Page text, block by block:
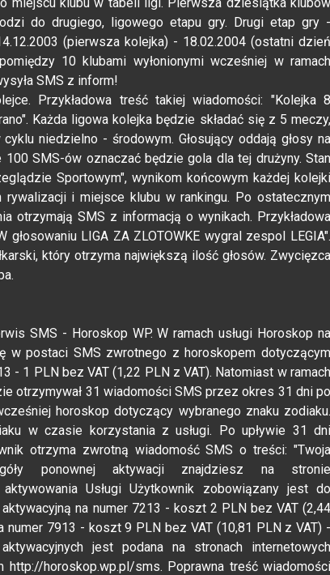
do drugiego, ligowego etapu gry. Drugi etap gry -
(pierwsza kolejka) - 18.02.2004 (ostatni dzień
10 klubami wyłonionymi wcześniej w ramach
SMS z inform!
Przykładowa treść takiej wiadomości: "Kolejka 8
Każda ligowa kolejka będzie składać się z 5 meczy,
niedzielno - środowym. Głosujący oddają głosy na
SMS-ów oznaczać będzie gola dla tej drużyny. Stan
Sportowym", wynikom końcowym każdej kolejki
i miejsce klubu w rankingu. Po ostatecznym
otrzymają SMS z informacją o wynikach. Przykładowa
LIGA ZA ZLOTOWKE wygral zespol LEGIA".
który otrzyma największą ilość głosów. Zwycięzca
SMS - Horoskop WP. W ramach usługi Horoskop na
w postaci SMS zwrotnego z horoskopem dotyczącym
- 1 PLN bez VAT (1,22 PLN z VAT). Natomiast w ramach
otrzymywał 31 wiadomości SMS przez okres 31 dni po
horoskop dotyczący wybranego znaku zodiaku.
w czasie korzystania z usługi. Po upływie 31 dni
otrzyma zwrotną wiadomość SMS o treści: "Twoja
ponownej aktywacji znajdziesz na stronie
Usługi Użytkownik zobowiązany jest do
na numer 7213 - koszt 2 PLN bez VAT (2,44
numer 7913 - koszt 9 PLN bez VAT (10,81 PLN z VAT) -
jest podana na stronach internetowych
http://horoskop.wp.pl/sms. Poprawna treść wiadomości